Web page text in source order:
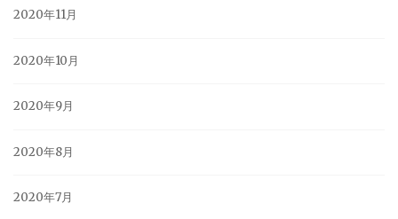
2020年11月
2020年10月
2020年9月
2020年8月
2020年7月